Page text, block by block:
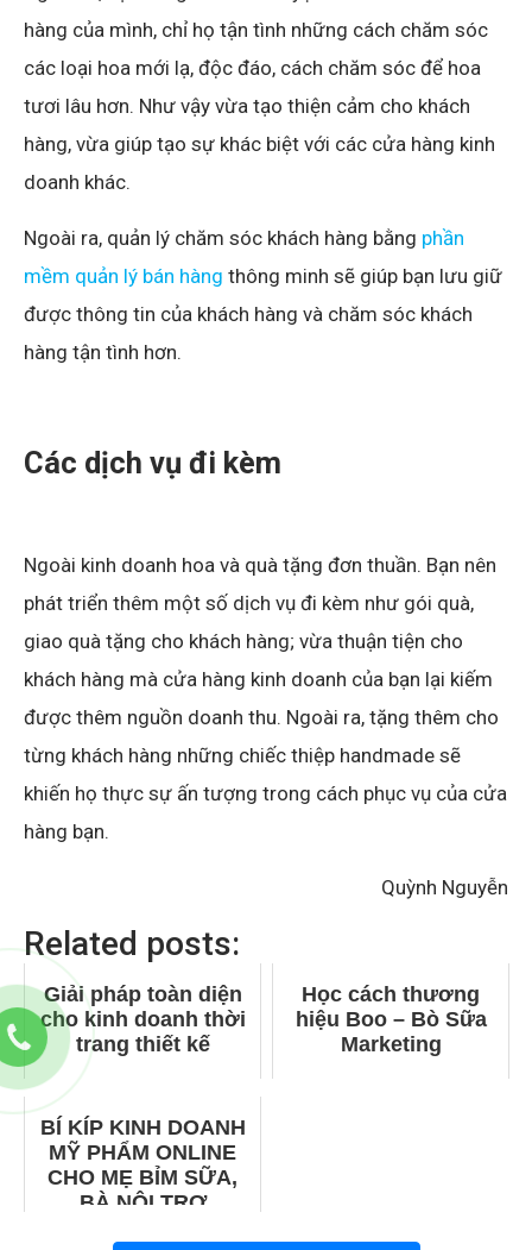
hàng của mình, chỉ họ tận tình những cách chăm sóc
các loại hoa mới lạ, độc đáo, cách chăm sóc để hoa
tươi lâu hơn. Như vậy vừa tạo thiện cảm cho khách
hàng, vừa giúp tạo sự khác biệt với các cửa hàng kinh
doanh khác.
Ngoài ra, quản lý chăm sóc khách hàng bằng phần
mềm quản lý bán hàng thông minh sẽ giúp bạn lưu giữ
được thông tin của khách hàng và chăm sóc khách
hàng tận tình hơn.
Các dịch vụ đi kèm
Ngoài kinh doanh hoa và quà tặng đơn thuần. Bạn nên
phát triển thêm một số dịch vụ đi kèm như gói quà,
giao quà tặng cho khách hàng; vừa thuận tiện cho
khách hàng mà cửa hàng kinh doanh của bạn lại kiếm
được thêm nguồn doanh thu. Ngoài ra, tặng thêm cho
từng khách hàng những chiếc thiệp handmade sẽ
khiến họ thực sự ấn tượng trong cách phục vụ của cửa
hàng bạn.
Quỳnh Nguyễn
Related posts:
Giải pháp toàn diện
cho kinh doanh thời
trang thiết kế
Học cách thương
hiệu Boo – Bò Sữa
Marketing
BÍ KÍP KINH DOANH
MỸ PHẨM ONLINE
CHO MẸ BỈM SỮA,
BÀ NỘI TRỢ